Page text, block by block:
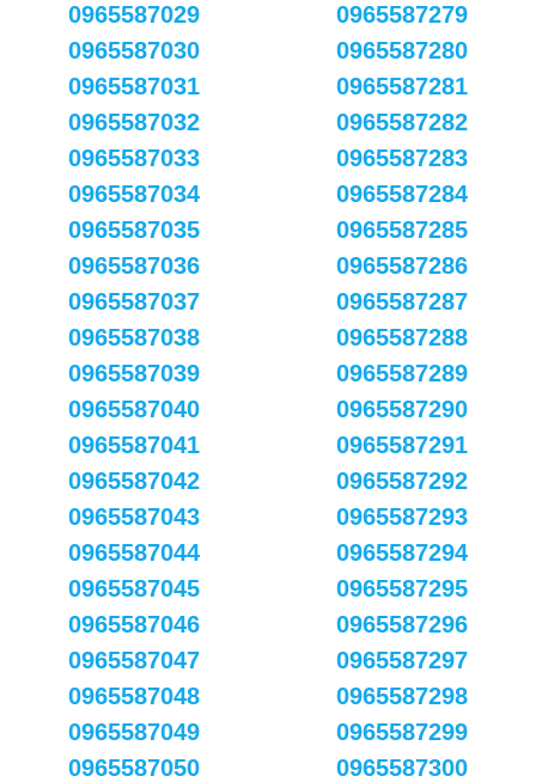
0965587029
0965587030
0965587031
0965587032
0965587033
0965587034
0965587035
0965587036
0965587037
0965587038
0965587039
0965587040
0965587041
0965587042
0965587043
0965587044
0965587045
0965587046
0965587047
0965587048
0965587049
0965587050
0965587279
0965587280
0965587281
0965587282
0965587283
0965587284
0965587285
0965587286
0965587287
0965587288
0965587289
0965587290
0965587291
0965587292
0965587293
0965587294
0965587295
0965587296
0965587297
0965587298
0965587299
0965587300